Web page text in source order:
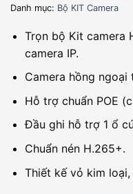
Danh mục: Bộ KIT Camera
Trọn bộ Kit camera
camera IP.
Camera hồng ngoại
Hỗ trợ chuẩn POE
Đầu ghi hỗ trợ 1 ổ
Chuẩn nén H.265+.
Thiết kế vỏ kim loại,